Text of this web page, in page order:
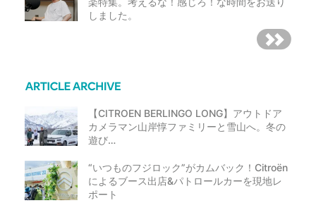
しました。
【CITROEN BERLINGO LONG】アウトドア
カメラマン山岸惇ファミリーと雪山へ。冬の
遊び…
“いつものフジロック”がカムバック！Citroën
によるブース出店&パトロールカーを現地レ
ポート